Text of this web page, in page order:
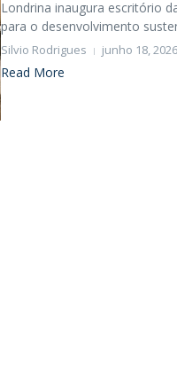
Londrina inaugura escritório
para o desenvolvimento
Silvio Rodrigues junho 18, 2026
Read More